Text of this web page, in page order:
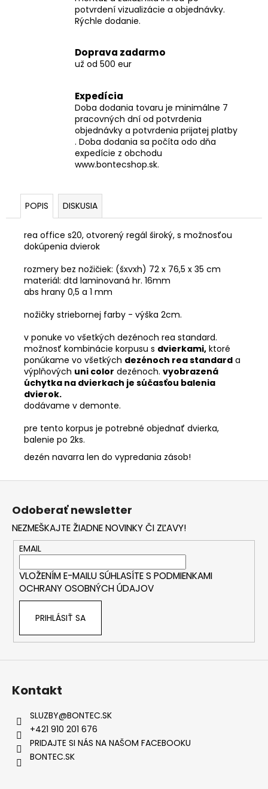
potvrdení vizualizácie a objednávky.
Rýchle dodanie.
Doprava zadarmo
už od 500 eur
Expedícia
Doba dodania tovaru je minimálne 7
pracovných dní od potvrdenia
objednávky a potvrdenia prijatej platby
. Doba dodania sa počíta odo dňa
expedície z obchodu
www.bontecshop.sk.
POPIS DISKUSIA
rea office s20, otvorený regál široký, s možnosťou
dokúpenia dvierok
rozmery bez nožičiek: (šxvxh) 72 x 76,5 x 35 cm
materiál: dtd laminovaná hr. 16mm
abs hrany 0,5 a 1 mm
nožičky striebornej farby - výška 2cm.
v ponuke vo všetkých dezénoch rea standard.
možnosť kombinácie korpusu s dvierkami, ktoré
ponúkame vo všetkých dezénoch rea standard a
výplňových uni color dezénoch. vyobrazená
úchytka na dvierkach je súčasťou balenia
dvierok.
dodávame v demonte.
pre tento korpus je potrebné objednať dvierka,
balenie po 2ks.
dezén navarra len do vypredania zásob!
Z
Odoberať newsletter
NEZMEŠKAJTE ŽIADNE NOVINKY ČI ZĽAVY!
EMAIL
VLOŽENÍM E-MAILU SÚHLASÍTE S PODMIENKAMI
OCHRANY OSOBNÝCH ÚDAJOV
PRIHLÁSIŤ SA
Kontakt
SLUZBY@BONTEC.SK
+421 910 201 676
PRIDAJTE SI NÁS NA NAŠOM FACEBOOKU
BONTEC.SK